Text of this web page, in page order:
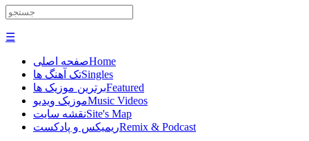
☰
صفحه اصلیHome
تک آهنگ هاSingles
برترین موزیک هاFeatured
موزیک ویدیوMusic Videos
نقشه سایتSite's Map
ریمیکس و پادکستRemix & Podcast